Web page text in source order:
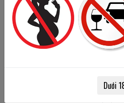
Bật mí
vị về rượu
1. THÔNG TIN CƠ BẢN VỀ RƯỢU
Dưới